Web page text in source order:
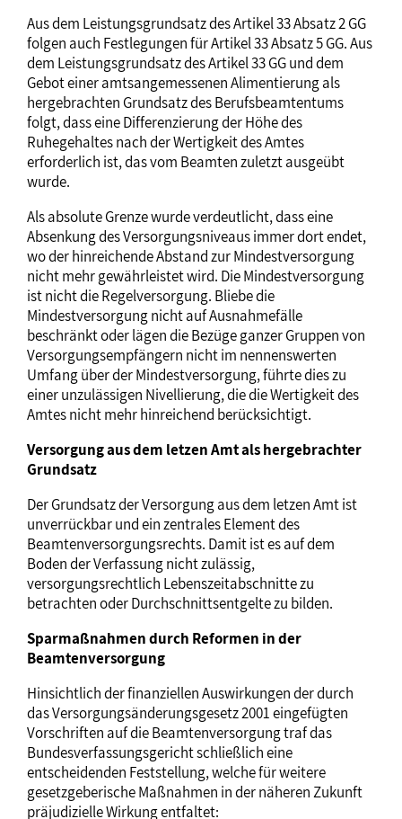
Aus dem Leistungsgrundsatz des Artikel 33 Absatz 2 GG
folgen auch Festlegungen für Artikel 33 Absatz 5 GG. Aus
dem Leistungsgrundsatz des Artikel 33 GG und dem
Gebot einer amtsangemessenen Alimentierung als
hergebrachten Grundsatz des Berufsbeamtentums
folgt, dass eine Differenzierung der Höhe des
Ruhegehaltes nach der Wertigkeit des Amtes
erforderlich ist, das vom Beamten zuletzt ausgeübt
wurde.
Als absolute Grenze wurde verdeutlicht, dass eine
Absenkung des Versorgungsniveaus immer dort endet,
wo der hinreichende Abstand zur Mindestversorgung
nicht mehr gewährleistet wird. Die Mindestversorgung
ist nicht die Regelversorgung. Bliebe die
Mindestversorgung nicht auf Ausnahmefälle
beschränkt oder lägen die Bezüge ganzer Gruppen von
Versorgungsempfängern nicht im nennenswerten
Umfang über der Mindestversorgung, führte dies zu
einer unzulässigen Nivellierung, die die Wertigkeit des
Amtes nicht mehr hinreichend berücksichtigt.
Versorgung aus dem letzen Amt als hergebrachter
Grundsatz
Der Grundsatz der Versorgung aus dem letzen Amt ist
unverrückbar und ein zentrales Element des
Beamtenversorgungsrechts. Damit ist es auf dem
Boden der Verfassung nicht zulässig,
versorgungsrechtlich Lebenszeitabschnitte zu
betrachten oder Durchschnittsentgelte zu bilden.
Sparmaßnahmen durch Reformen in der
Beamtenversorgung
Hinsichtlich der finanziellen Auswirkungen der durch
das Versorgungsänderungsgesetz 2001 eingefügten
Vorschriften auf die Beamtenversorgung traf das
Bundesverfassungsgericht schließlich eine
entscheidenden Feststellung, welche für weitere
gesetzgeberische Maßnahmen in der näheren Zukunft
präjudizielle Wirkung entfaltet: